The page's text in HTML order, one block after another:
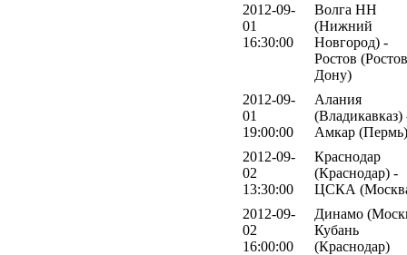
2012-09-
01
16:30:00
Волга НН
(Нижний
Новгород) -
Ростов
Дону)
2012-09-
01
19:00:00
Алания
(Владикавказ)
Амкар (Пермь)
2012-09-
02
13:30:00
Краснодар
(Краснодар) -
ЦСКА
2012-09-
02
16:00:00
Динамо
Кубань
(Краснодар)